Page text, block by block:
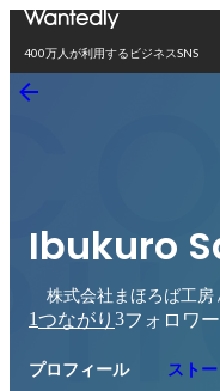
400万人が利用するビジネスSNS
Ibukuro
株式会社まほろば工房
1つながり 3フォロワー
プロフィール スト